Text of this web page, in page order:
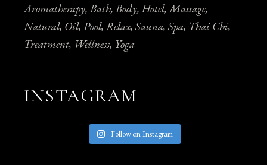
Aromatherapy Bath Body Hotel Massage
Natural Oil Pool Relax Sauna Spa Thai Chi
Treatment Wellness Yoga
INSTAGRAM
Follow on Instagram